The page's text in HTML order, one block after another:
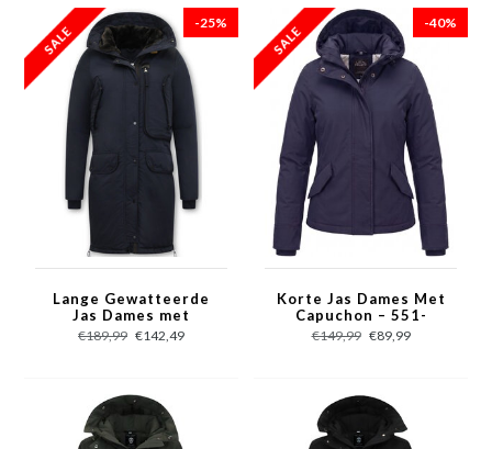
-25%
Lange Gewatteerde
Jas Dames met
Capuchon - 8836 -
Blauw
€189,99 €142,49
-40%
Korte Jas Dames Met
Capuchon – 551-
Blauw
€149,99 €89,99